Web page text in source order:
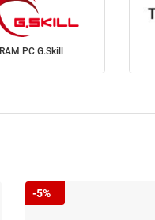
RAM PC G.Skill
-5%